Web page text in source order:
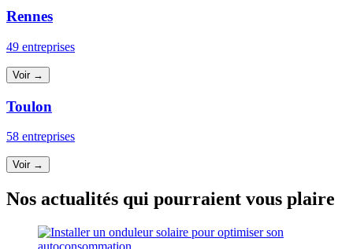
Rennes
49 entreprises
Voir →
Toulon
58 entreprises
Voir →
Nos actualités qui pourraient vous plaire